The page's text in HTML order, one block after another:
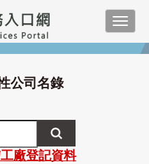
公司名錄
廠登記資料